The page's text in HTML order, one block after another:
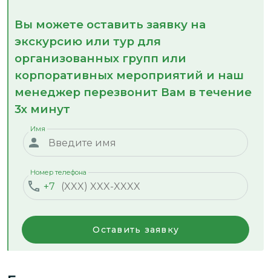
Вы можете оставить заявку на
экскурсию или тур для
организованных групп или
корпоративных мероприятий и наш
менеджер перезвонит Вам в течение
3х минут
Имя
+7
Номер телефона
Оставить заявку